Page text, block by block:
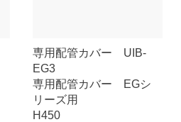
専用配管カバー UIB-
EG3
専用配管カバー EGシ
リーズ用
H450